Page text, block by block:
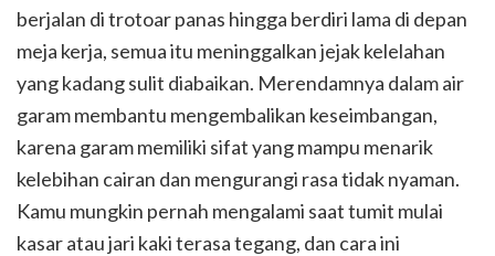
berjalan di trotoar panas hingga berdiri lama di depan
meja kerja, semua itu meninggalkan jejak kelelahan
yang kadang sulit diabaikan. Merendamnya dalam air
garam membantu mengembalikan keseimbangan,
karena garam memiliki sifat yang mampu menarik
kelebihan cairan dan mengurangi rasa tidak nyaman.
Kamu mungkin pernah mengalami saat tumit mulai
kasar atau jari kaki terasa tegang, dan cara ini